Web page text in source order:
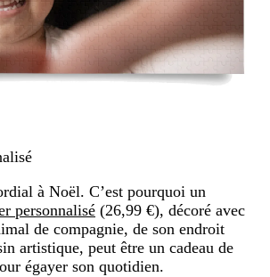
à Noël. C’est pourquoi un
personnalisé (26,99 €), décoré avec
de compagnie, de son endroit
artistique, peut être un cadeau de
égayer son quotidien.